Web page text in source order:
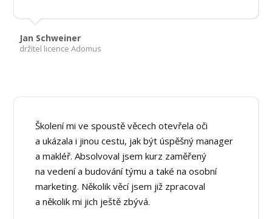
Jan Schweiner
držitel licence Adomus
Školení mi ve spoustě věcech otevřela oči
a ukázala i jinou cestu, jak být úspěšný manager
a makléř. Absolvoval jsem kurz zaměřený
na vedení a budování týmu a také na osobní
marketing. Několik věcí jsem již zpracoval
a několik mi jich ještě zbývá.